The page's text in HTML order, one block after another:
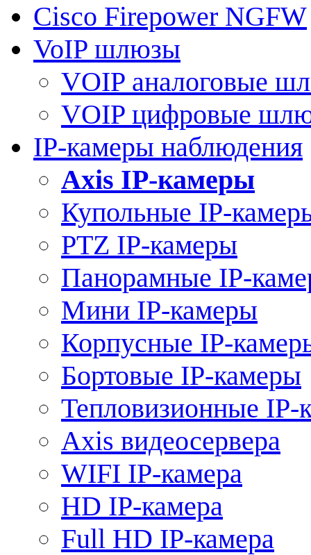
Cisco Firepower NGFW
VoIP шлюзы
VOIP аналоговые
VOIP цифровые
IP-камеры наблюдения
Axis IP-камеры
Купольные IP-
PTZ IP-камеры
Панорамные IP-
Мини IP-камеры
Корпусные IP-
Бортовые IP-камеры
Тепловизионные IP-
Axis видеосервера
WIFI IP-камера
HD IP-камера
Full HD IP-камера